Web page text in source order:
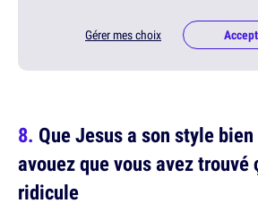
Gérer mes choix
Que Jesus a son style
avouez que vous avez trouvé
ridicule